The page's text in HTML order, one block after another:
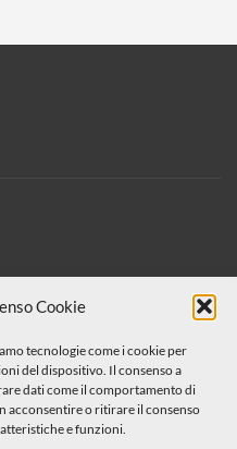
Cookie
tecnologie come i cookie per
del dispositivo. Il consenso a
dati come il comportamento di
acconsentire o ritirare il consenso
e funzioni.